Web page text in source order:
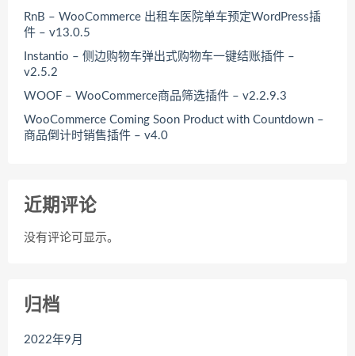
RnB – WooCommerce 出租车医院单车预定WordPress插
件 – v13.0.5
Instantio – 侧边购物车弹出式购物车一键结账插件 –
v2.5.2
WOOF – WooCommerce商品筛选插件 – v2.2.9.3
WooCommerce Coming Soon Product with Countdown –
商品倒计时销售插件 – v4.0
近期评论
没有评论可显示。
归档
2022年9月